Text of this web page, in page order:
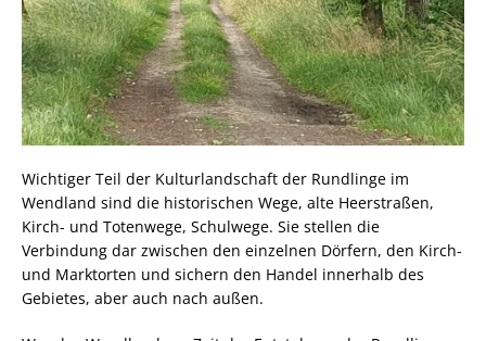
Wichtiger Teil der Kulturlandschaft der Rundlinge im
Wendland sind die historischen Wege, alte Heerstraßen,
Kirch- und Totenwege, Schulwege. Sie stellen die
Verbindung dar zwischen den einzelnen Dörfern, den Kirch-
und Marktorten und sichern den Handel innerhalb des
Gebietes, aber auch nach außen.